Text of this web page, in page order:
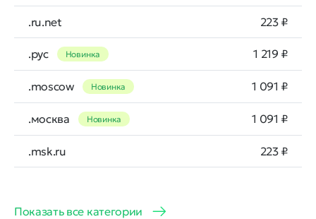
.ru.net 223 ₽
.рус Новинка 1 219 ₽
.moscow Новинка 1 091 ₽
.москва Новинка 1 091 ₽
.msk.ru 223 ₽
Показать все категории